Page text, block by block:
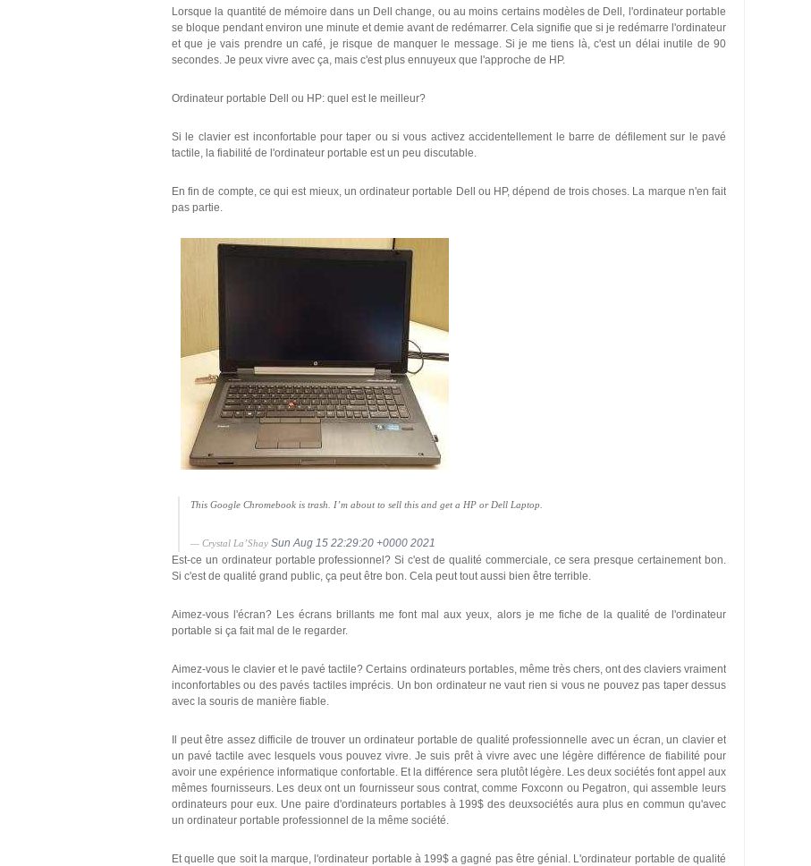
Lorsque la quantité de mémoire dans un Dell change, ou au moins certains modèles de Dell, l'ordinateur portable
se bloque pendant environ une minute et demie avant de redémarrer. Cela signifie que si je redémarre l'ordinateur
et que je vais prendre un café, je risque de manquer le message. Si je me tiens là, c'est un délai inutile de 90
secondes. Je peux vivre avec ça, mais c'est plus ennuyeux que l'approche de HP.
Ordinateur portable Dell ou HP: quel est le meilleur?
Si le clavier est inconfortable pour taper ou si vous activez accidentellement le barre de défilement sur le pavé
tactile, la fiabilité de l'ordinateur portable est un peu discutable.
En fin de compte, ce qui est mieux, un ordinateur portable Dell ou HP, dépend de trois choses. La marque n'en fait
pas partie.
This Google Chromebook is trash. I’m about to sell this and get a HP or Dell Laptop.
— Crystal La’Shay Sun Aug 15 22:29:20 +0000 2021
Est-ce un ordinateur portable professionnel? Si c'est de qualité commerciale, ce sera presque certainement bon.
Si c'est de qualité grand public, ça peut être bon. Cela peut tout aussi bien être terrible.
Aimez-vous l'écran? Les écrans brillants me font mal aux yeux, alors je me fiche de la qualité de l'ordinateur
portable si ça fait mal de le regarder.
Aimez-vous le clavier et le pavé tactile? Certains ordinateurs portables, même très chers, ont des claviers vraiment
inconfortables ou des pavés tactiles imprécis. Un bon ordinateur ne vaut rien si vous ne pouvez pas taper dessus
avec la souris de manière fiable.
Il peut être assez difficile de trouver un ordinateur portable de qualité professionnelle avec un écran, un clavier et
un pavé tactile avec lesquels vous pouvez vivre. Je suis prêt à vivre avec une légère différence de fiabilité pour
avoir une expérience informatique confortable. Et la différence sera plutôt légère. Les deux sociétés font appel aux
mêmes fournisseurs. Les deux ont un fournisseur sous contrat, comme Foxconn ou Pegatron, qui assemble leurs
ordinateurs pour eux. Une paire d'ordinateurs portables à 199$ des deuxsociétés aura plus en commun qu'avec
un ordinateur portable professionnel de la même société.
Et quelle que soit la marque, l'ordinateur portable à 199$ a gagné pas être génial. L'ordinateur portable de qualité